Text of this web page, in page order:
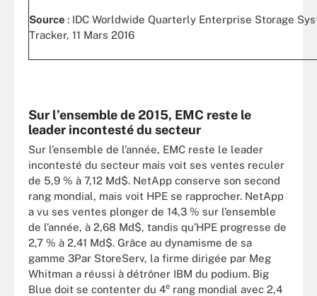
Source : IDC Worldwide Quarterly Enterprise Storage
Tracker, 11 Mars 2016
Sur l’ensemble de 2015, EMC reste le
leader incontesté du secteur
Sur l’ensemble de l’année, EMC reste le leader
incontesté du secteur mais voit ses ventes reculer
de 5,9 % à 7,12 Md$. NetApp conserve son second
rang mondial, mais voit HPE se rapprocher. NetApp
a vu ses ventes plonger de 14,3 % sur l’ensemble
de l’année, à 2,68 Md$, tandis qu’HPE progresse de
2,7 % à 2,41 Md$. Grâce au dynamisme de sa
gamme 3Par StoreServ, la firme dirigée par Meg
Whitman a réussi à détrôner IBM du podium. Big
Blue doit se contenter du 4e rang mondial avec 2,4